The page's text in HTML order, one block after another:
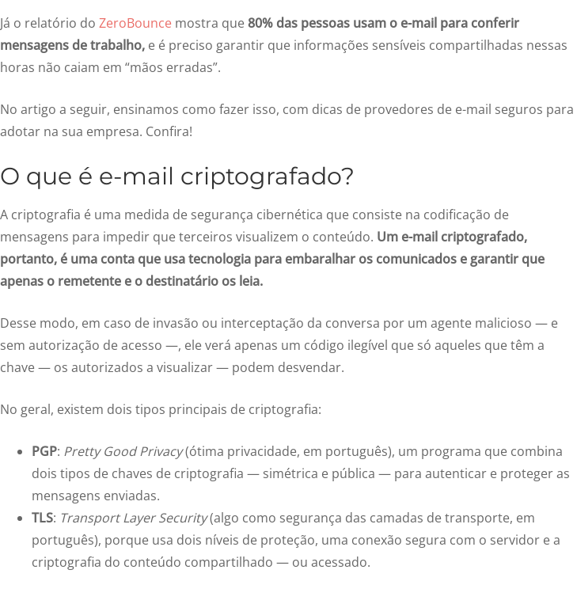
Já o relatório do ZeroBounce mostra que80% das pessoas usam o e-mail para conferir
mensagens de trabalho, e é preciso garantir que informações sensíveis compartilhadas nessas
horas não caiam em “mãos erradas”.
No artigo a seguir, ensinamos como fazer isso, com dicas de provedores de e-mail seguros para
adotar na sua empresa. Confira!
O que é e-mail criptografado?
A criptografia é uma medida de segurança cibernética que consiste na codificação de
mensagens para impedir que terceiros visualizem o conteúdo. Um e-mail criptografado,
portanto, é uma conta que usa tecnologia para embaralhar os comunicados e garantir que
apenas o remetente e o destinatário os leia.
Desse modo, em caso de invasão ou interceptação da conversa por um agente malicioso — e
sem autorização de acesso —, ele verá apenas um código ilegível que só aqueles que têm a
chave — os autorizados a visualizar — podem desvendar.
No geral, existem dois tipos principais de criptografia:
PGP: Pretty Good Privacy(ótima privacidade, em português), um programa que combina
dois tipos de chaves de criptografia — simétrica e pública — para autenticar e proteger as
mensagens enviadas.
TLS: Transport Layer Security(algo como segurança das camadas de transporte, em
português), porque usa dois níveis de proteção, uma conexão segura com o servidor e a
criptografia do conteúdo compartilhado — ou acessado.